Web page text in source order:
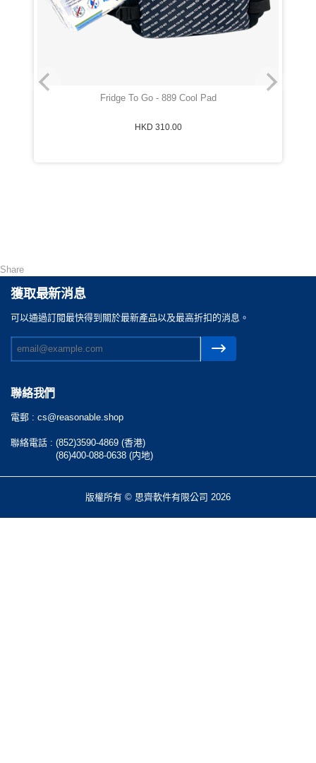
Fridge To Go - 889 Cool Pad
HKD 310.00
Share
獲取最新消息
可以通過訂閲最快得到關於最新產品以及最高折扣的消息。
聯絡我們
電郵 : cs@reasonable.shop
聯絡電話 : (852)3590-4869 (香港)
(86)400-088-0638 (内地)
版權所有 © 思齊軟件有限公司 2026